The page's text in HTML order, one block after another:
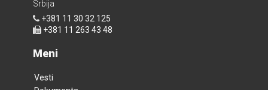
Srbija
+381 11 30 32 125
+381 11 263 43 48
Meni
Vesti